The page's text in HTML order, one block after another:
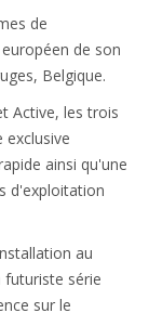
de
de son
Belgique.
Active, les trois
ainsi qu'une
d'exploitation
au
futuriste série
sur le